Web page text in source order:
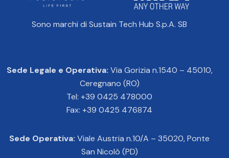
Sono marchi di Sustain Tech Hub S.p.A. SB
Sede Legale e Operativa: Via Gorizia n.1540 – 45010,
Ceregnano (RO)
Tel: +39 0425 478000
Fax: +39 0425 476874
Sede Operativa: Viale Austria n.10/A – 35020, Ponte
San Nicolò (PD)